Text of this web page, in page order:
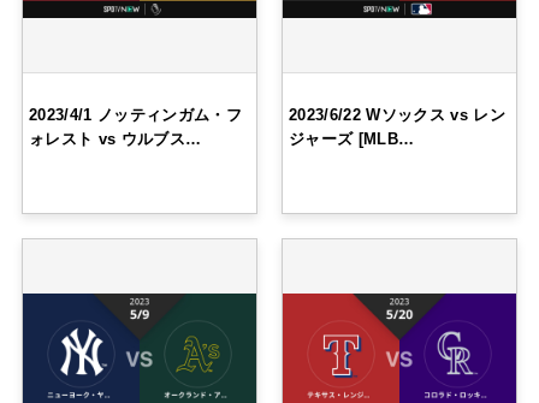
2023/4/1 ノッティンガム・フ
ォレスト vs ウルブス…
2023/6/22 Wソックス vs レン
ジャーズ [MLB…